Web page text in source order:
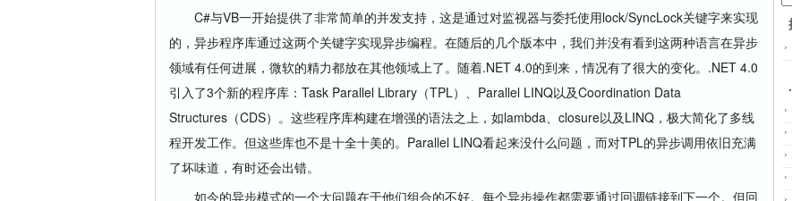
C#与VB一开始提供了非常简单的并发支持，这是通过对监视器与委托使用lock/SyncLock关键字来实现
的，异步程序库通过这两个关键字实现异步编程。在随后的几个版本中，我们并没有看到这两种语言在异步
领域有任何进展，微软的精力都放在其他领域上了。随着.NET 4.0的到来，情况有了很大的变化。.NET 4.0
引入了3个新的程序库：Task Parallel Library（TPL）、Parallel LINQ以及Coordination Data
Structures（CDS）。这些程序库构建在增强的语法之上，如lambda、closure以及LINQ，极大简化了多线
程开发工作。但这些库也不是十全十美的。Parallel LINQ看起来没什么问题，而对TPL的异步调用依旧充满
了坏味道，有时还会出错。
如今的异步模式的一个大问题在于他们组合的不好。每个异步操作都需要通过回调链接到下一个。但回